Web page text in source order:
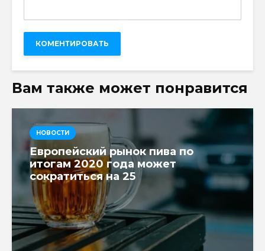
Вам также может понравится
НОВОСТИ
Европейский рынок пива по
итогам 2020 года может
сократиться на 25